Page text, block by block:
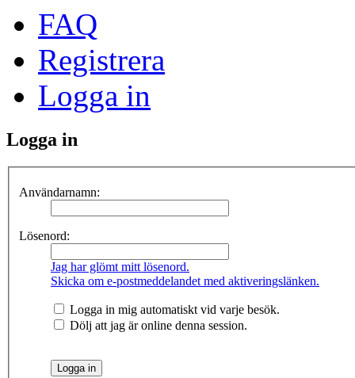
FAQ
Registrera
Logga in
Logga in
Användarnamn:
Lösenord:
Jag har glömt mitt lösenord.
Skicka om e-postmeddelandet med aktiveringslänken.
Logga in mig automatiskt vid varje besök.
Dölj att jag är online denna session.